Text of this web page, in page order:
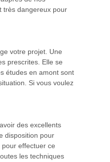
très dangereux pour
votre projet. Une
prescrites. Elle se
études en amont sont
Si vous voulez
des excellents
disposition pour
effectuer ce
les techniques